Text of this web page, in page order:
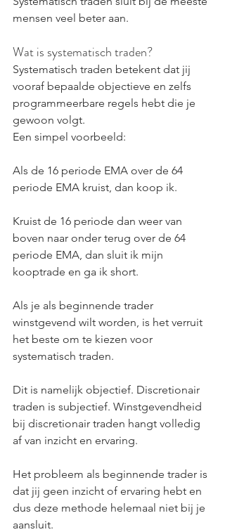
mensen veel beter aan.
Wat is systematisch traden?
Systematisch traden betekent dat jij
vooraf bepaalde objectieve en zelfs
programmeerbare regels hebt die je
gewoon volgt.
Een simpel voorbeeld:
Als de 16 periode EMA over de 64
periode EMA kruist, dan koop ik.
Kruist de 16 periode dan weer van
boven naar onder terug over de 64
periode EMA, dan sluit ik mijn
kooptrade en ga ik short.
Als je als beginnende trader
winstgevend wilt worden, is het verruit
het beste om te kiezen voor
systematisch traden.
Dit is namelijk objectief. Discretionair
traden is subjectief. Winstgevendheid
bij discretionair traden hangt volledig
af van inzicht en ervaring.
Het probleem als beginnende trader is
dat jij geen inzicht of ervaring hebt en
dus deze methode helemaal niet bij je
aansluit.